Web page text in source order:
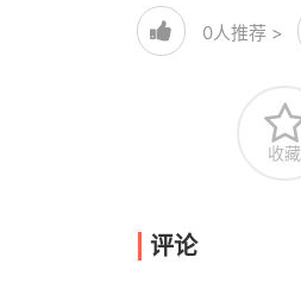
0人推荐 >
收藏
评论